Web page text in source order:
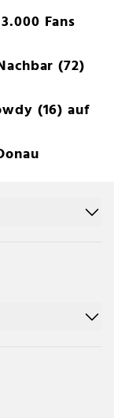
Fans
(72)
(16) auf